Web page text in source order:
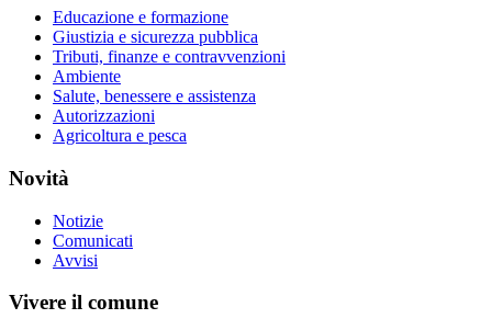
Educazione e formazione
Giustizia e sicurezza pubblica
Tributi, finanze e contravvenzioni
Ambiente
Salute, benessere e assistenza
Autorizzazioni
Agricoltura e pesca
Novità
Notizie
Comunicati
Avvisi
Vivere il comune